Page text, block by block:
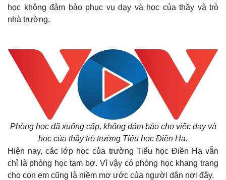
học không đảm bảo phục vụ dạy và học của thầy và trò
nhà trường.
Phòng học đã xuống cấp, không đảm bảo cho việc dạy và
học của thầy trò trường Tiểu học Điền Hạ.
Hiện nay, các lớp học của trường Tiểu học Điền Hạ vẫn
chỉ là phòng học tạm bợ. Vì vậy có phòng học khang trang
cho con em cũng là niềm mơ ước của người dân nơi đây.